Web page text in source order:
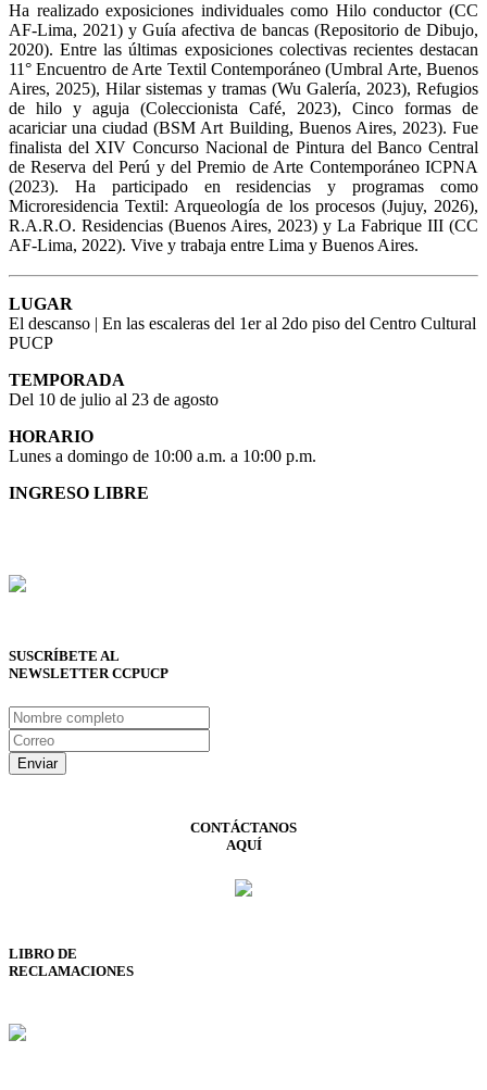
Ha realizado exposiciones individuales como Hilo conductor (CC
AF-Lima, 2021) y Guía afectiva de bancas (Repositorio de Dibujo,
2020). Entre las últimas exposiciones colectivas recientes destacan
11° Encuentro de Arte Textil Contemporáneo (Umbral Arte, Buenos
Aires, 2025), Hilar sistemas y tramas (Wu Galería, 2023), Refugios
de hilo y aguja (Coleccionista Café, 2023), Cinco formas de
acariciar una ciudad (BSM Art Building, Buenos Aires, 2023). Fue
finalista del XIV Concurso Nacional de Pintura del Banco Central
de Reserva del Perú y del Premio de Arte Contemporáneo ICPNA
(2023). Ha participado en residencias y programas como
Microresidencia Textil: Arqueología de los procesos (Jujuy, 2026),
R.A.R.O. Residencias (Buenos Aires, 2023) y La Fabrique III (CC
AF-Lima, 2022). Vive y trabaja entre Lima y Buenos Aires.
LUGAR
El descanso | En las escaleras del 1er al 2do piso del Centro Cultural
PUCP
TEMPORADA
Del 10 de julio al 23 de agosto
HORARIO
Lunes a domingo de 10:00 a.m. a 10:00 p.m.
INGRESO LIBRE
SUSCRÍBETE AL
NEWSLETTER CCPUCP
CONTÁCTANOS
AQUÍ
LIBRO DE
RECLAMACIONES